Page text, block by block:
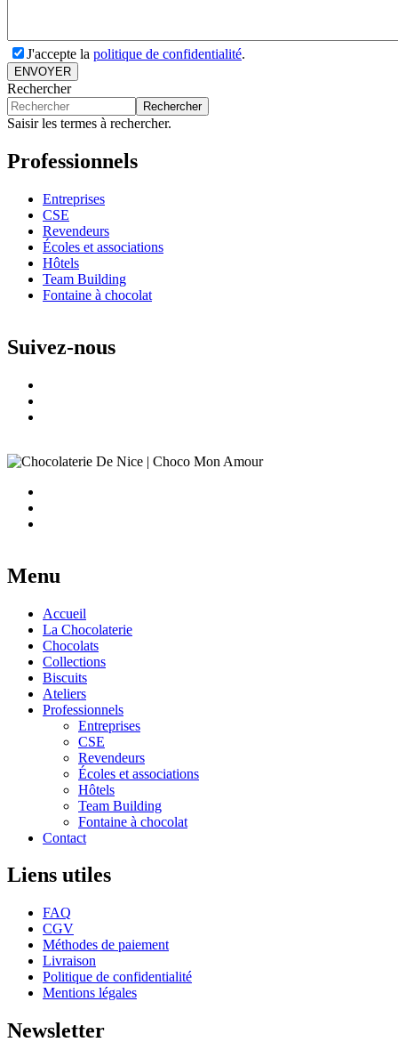
J'accepte la politique de confidentialité.
ENVOYER
Rechercher
Rechercher
Saisir les termes à rechercher.
Professionnels
Entreprises
CSE
Revendeurs
Écoles et associations
Hôtels
Team Building
Fontaine à chocolat
Suivez-nous
Menu
Accueil
La Chocolaterie
Chocolats
Collections
Biscuits
Ateliers
Professionnels
Entreprises
CSE
Revendeurs
Écoles et associations
Hôtels
Team Building
Fontaine à chocolat
Contact
Liens utiles
FAQ
CGV
Méthodes de paiement
Livraison
Politique de confidentialité
Mentions légales
Newsletter